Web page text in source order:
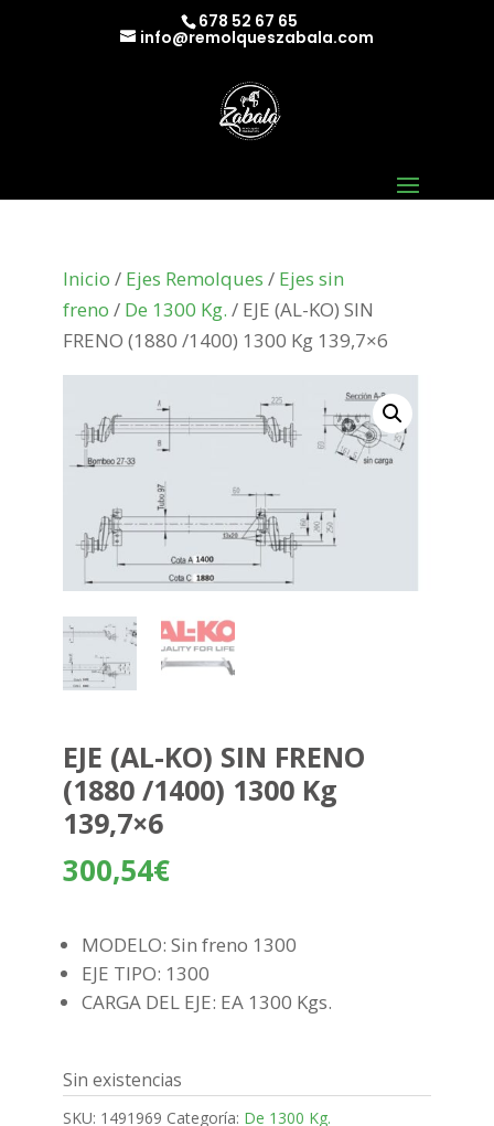
678 52 67 65
info@remolqueszabala.com
Inicio / Ejes Remolques / Ejes sin
freno / De 1300 Kg. / EJE (AL-KO) SIN
FRENO (1880 /1400) 1300 Kg 139,7×6
EJE (AL-KO) SIN FRENO
(1880 /1400) 1300 Kg
139,7×6
300,54€
MODELO: Sin freno 1300
EJE TIPO: 1300
CARGA DEL EJE: EA 1300 Kgs.
Sin existencias
SKU: 1491969 Categoría: De 1300 Kg.